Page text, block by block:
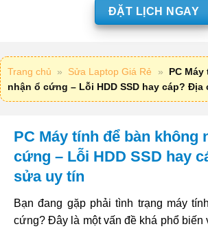
ĐẶT LỊCH NGAY
Trang chủ » Sửa Laptop Giá Rẻ »
PC
nhận ổ cứng – Lỗi HDD SSD hay cáp?
PC Máy tính để bàn không
cứng – Lỗi HDD SSD hay
sửa uy tín
Bạn đang gặp phải tình trạng máy
cứng? Đây là một vấn đề khá phổ biến